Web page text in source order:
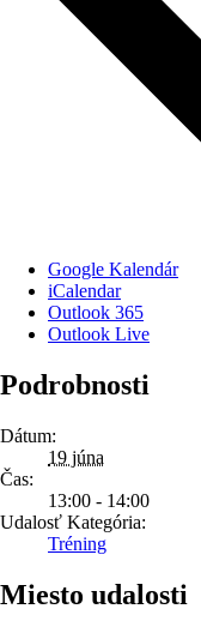
Google Kalendár
iCalendar
Outlook 365
Outlook Live
Podrobnosti
Dátum:
19 júna
Čas:
13:00 - 14:00
Udalosť Kategória:
Tréning
Miesto udalosti